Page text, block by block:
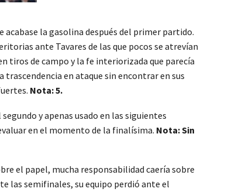
acabase la gasolina después del primer partido.
ante Tavares de las que pocos se atrevían
tiros de campo y la fe interiorizada que parecía
trascendencia en ataque sin encontrar en sus
Nota: 5.
y apenas usado en las siguientes
en el momento de la finalísima. Nota: Sin
el papel, mucha responsabilidad caería sobre
las semifinales, su equipo perdió ante el